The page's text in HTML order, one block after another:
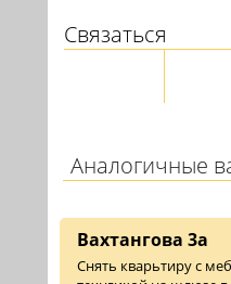
Связаться
Аналогичные
Вахтангова 3а
Снять кварьтиру с